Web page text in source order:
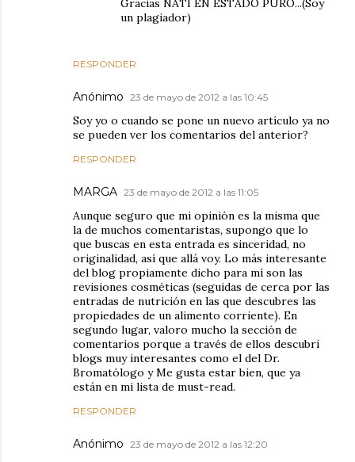
RESPONDER
Gracias NATI EN ESTADO PURO...(Soy
un plagiador)
Anónimo 23 de mayo de 2012 a las 10:45
Soy yo o cuando se pone un nuevo artículo ya no
se pueden ver los comentarios del anterior?
RESPONDER
MARGA 23 de mayo de 2012 a las 11:05
Aunque seguro que mi opinión es la misma que
la de muchos comentaristas, supongo que lo
que buscas en esta entrada es sinceridad, no
originalidad, así que allá voy. Lo más interesante
del blog propiamente dicho para mí son las
revisiones cosméticas (seguidas de cerca por las
entradas de nutrición en las que descubres las
propiedades de un alimento corriente). En
segundo lugar, valoro mucho la sección de
comentarios porque a través de ellos descubrí
blogs muy interesantes como el del Dr.
Bromatólogo y Me gusta estar bien, que ya
están en mi lista de must-read.
RESPONDER
Anónimo 23 de mayo de 2012 a las 12:20